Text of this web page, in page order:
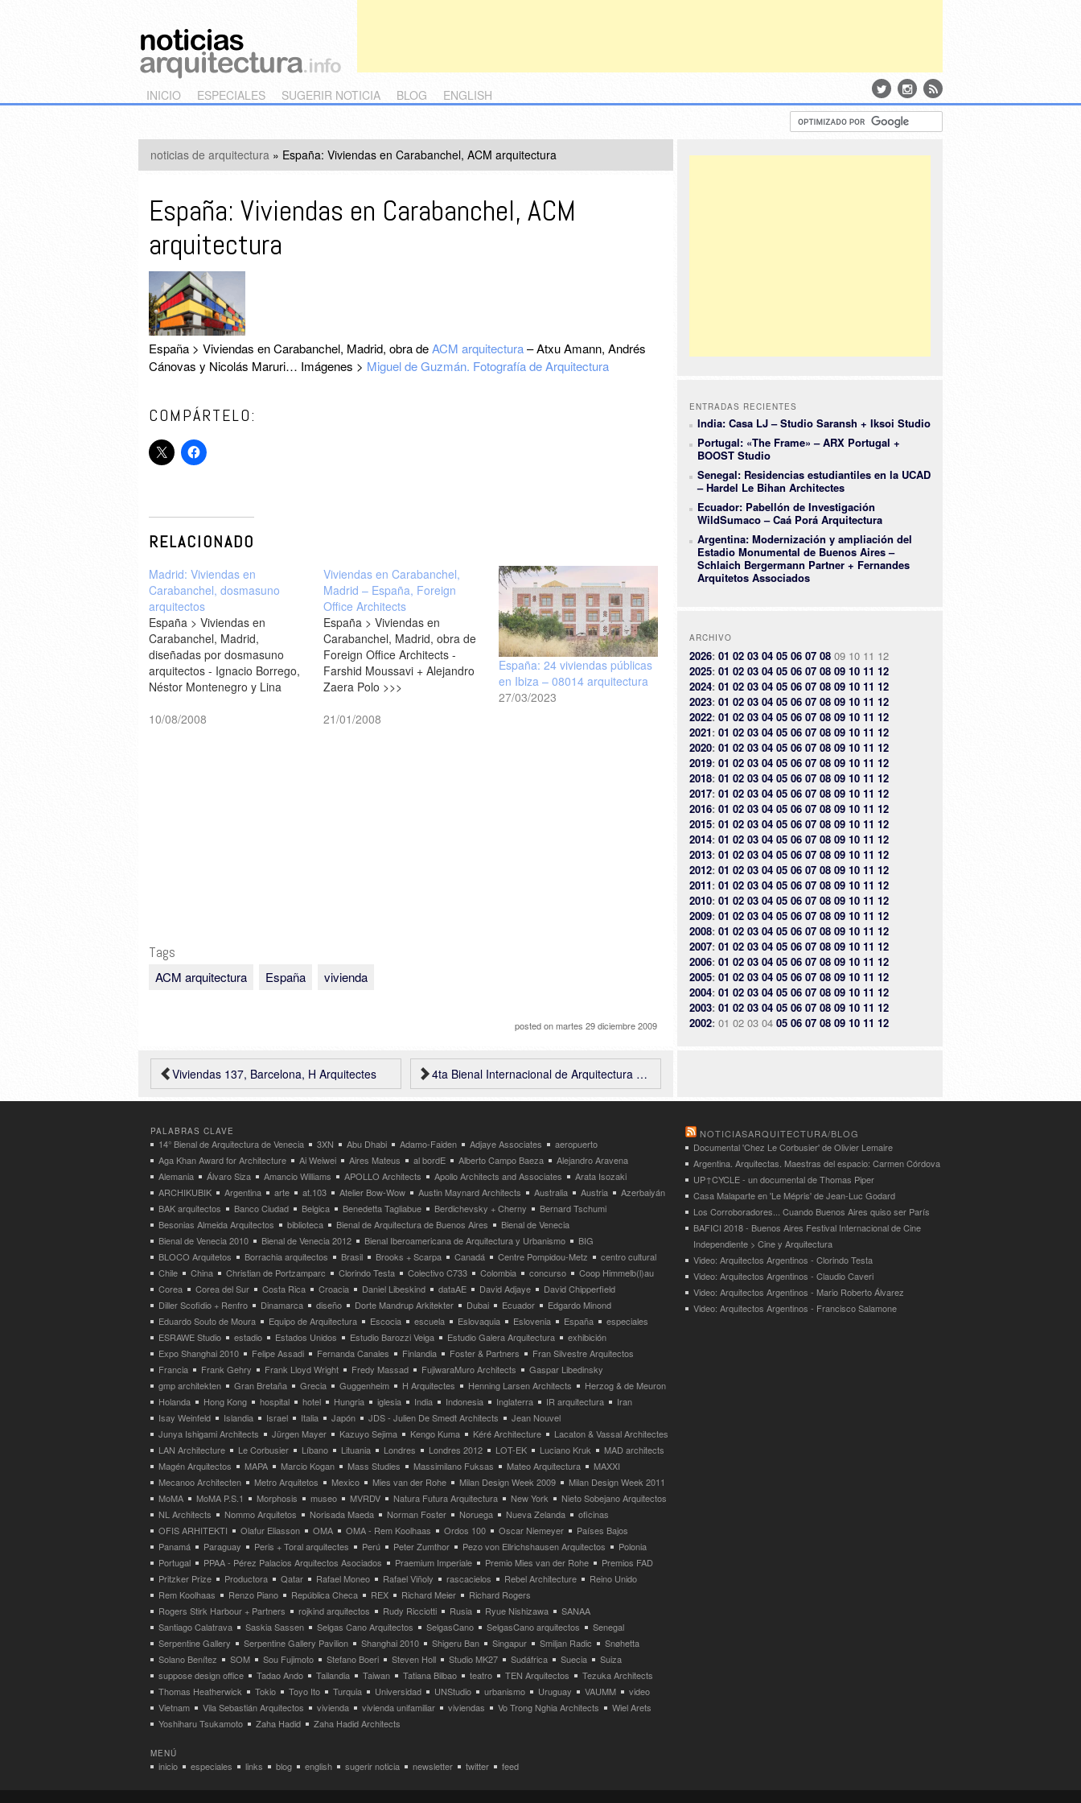
Main menu
Skip to primary content
Skip to secondary content
INICIO ESPECIALES SUGERIR NOTICIA BLOG ENGLISH
noticias de arquitectura » España: Viviendas en Carabanchel, ACM arquitectura
España: Viviendas en Carabanchel, ACM
arquitectura
España > Viviendas en Carabanchel, Madrid, obra deACM arquitectura– Atxu Amann, Andrés
Cánovas y Nicolás Maruri… Imágenes > Miguel de Guzmán. Fotografía de Arquitectura
COMPÁRTELO:
RELACIONADO
Madrid: Viviendas en
Carabanchel, dosmasuno
arquitectos
España > Viviendas en
Carabanchel, Madrid,
diseñadas por dosmasuno
arquitectos - Ignacio Borrego,
Néstor Montenegro y Lina
Miguel de Guzmán. Fotografía
10/08/2008
Viviendas en Carabanchel,
Madrid – España, Foreign
Office Architects
España > Viviendas en
Carabanchel, Madrid, obra de
Foreign Office Architects -
Farshid Moussavi + Alejandro
Zaera Polo >>>
21/01/2008
España: 24 viviendas públicas
en Ibiza – 08014 arquitectura
27/03/2023
Tags
ACM arquitectura España vivienda
posted onmartes 29 diciembre 2009
4ta Bienal Internacional de Arquitectura de Róterdam
Viviendas 137, Barcelona, H Arquitectes
ENTRADAS RECIENTES
India: Casa LJ – Studio Saransh + Iksoi Studio
Portugal: «The Frame» – ARX Portugal +
BOOST Studio
Senegal: Residencias estudiantiles en la UCAD
– Hardel Le Bihan Architectes
Ecuador: Pabellón de Investigación
WildSumaco – Caá Porá Arquitectura
Argentina: Modernización y ampliación del
Estadio Monumental de Buenos Aires –
Schlaich Bergermann Partner + Fernandes
Arquitetos Associados
ARCHIVO
2026: 01 02 03 04 05 06 07 08 09 10 11 12
2025: 01 02 03 04 05 06 07 08 09 10 11 12
2024: 01 02 03 04 05 06 07 08 09 10 11 12
2023: 01 02 03 04 05 06 07 08 09 10 11 12
2022: 01 02 03 04 05 06 07 08 09 10 11 12
2021: 01 02 03 04 05 06 07 08 09 10 11 12
2020: 01 02 03 04 05 06 07 08 09 10 11 12
2019: 01 02 03 04 05 06 07 08 09 10 11 12
2018: 01 02 03 04 05 06 07 08 09 10 11 12
2017: 01 02 03 04 05 06 07 08 09 10 11 12
2016: 01 02 03 04 05 06 07 08 09 10 11 12
2015: 01 02 03 04 05 06 07 08 09 10 11 12
2014: 01 02 03 04 05 06 07 08 09 10 11 12
2013: 01 02 03 04 05 06 07 08 09 10 11 12
2012: 01 02 03 04 05 06 07 08 09 10 11 12
2011: 01 02 03 04 05 06 07 08 09 10 11 12
2010: 01 02 03 04 05 06 07 08 09 10 11 12
2009: 01 02 03 04 05 06 07 08 09 10 11 12
2008: 01 02 03 04 05 06 07 08 09 10 11 12
2007: 01 02 03 04 05 06 07 08 09 10 11 12
2006: 01 02 03 04 05 06 07 08 09 10 11 12
2005: 01 02 03 04 05 06 07 08 09 10 11 12
2004: 01 02 03 04 05 06 07 08 09 10 11 12
2003: 01 02 03 04 05 06 07 08 09 10 11 12
2002: 01 02 03 04 05 06 07 08 09 10 11 12
PALABRAS CLAVE
14° Bienal de Arquitectura de Venecia 3XN Abu Dhabi Adamo-Faiden Adjaye Associates
aeropuerto
Aga Khan Award for Architecture
Ai Weiwei Aires Mateus al bordE Alberto Campo Baeza
Alejandro Aravena
Alemania
Álvaro Siza Amancio Williams APOLLO Architects Apollo Architects and Associates
Arata Isozaki
ARCHIKUBIK
Argentina arte at.103 Atelier Bow-Wow Austin Maynard Architects Australia Austria
Azerbaiyán
BAK arquitectos
Banco Ciudad Belgica Benedetta Tagliabue Berdichevsky + Cherny
Bernard Tschumi
Besonias Almeida Arquitectos
biblioteca Bienal de Arquitectura de Buenos Aires
Bienal de Venecia
Bienal de Venecia 2010
Bienal de Venecia 2012 Bienal Iberoamericana de Arquitectura y Urbanismo
BIG
BLOCO Arquitetos
Borrachia arquitectos Brasil Brooks + Scarpa Canadá Centre Pompidou-Metz
centro cultural
Chile
China Christian de Portzamparc Clorindo Testa Colectivo C733 Colombia concurso
Coop Himmelb(l)au
Corea
Corea del Sur Costa Rica Croacia Daniel Libeskind dataAE David Adjaye
David Chipperfield
Diller Scofidio + Renfro
Dinamarca diseño Dorte Mandrup Arkitekter Dubai Ecuador
Edgardo Minond
Eduardo Souto de Moura
Equipo de Arquitectura Escocia escuela Eslovaquia Eslovenia España
especiales
ESRAWE Studio
estadio Estados Unidos Estudio Barozzi Veiga Estudio Galera Arquitectura
exhibición
Expo Shanghai 2010
Felipe Assadi Fernanda Canales Finlandia Foster & Partners
Fran Silvestre Arquitectos
Francia
Frank Gehry Frank Lloyd Wright Fredy Massad FujiwaraMuro Architects
Gaspar Libedinsky
gmp architekten
Gran Bretaña Grecia Guggenheim H Arquitectes Henning Larsen Architects
Herzog & de Meuron
Holanda
Hong Kong hospital hotel Hungria iglesia India Indonesia Inglaterra IR arquitectura
Iran
Isay Weinfeld
Islandia Israel Italia Japón JDS - Julien De Smedt Architects
Jean Nouvel
Junya Ishigami Architects
Jürgen Mayer Kazuyo Sejima Kengo Kuma Kéré Architecture
Lacaton & Vassal Architectes
LAN Architecture
Le Corbusier Líbano Lituania Londres Londres 2012 LOT-EK Luciano Kruk
MAD architects
Magén Arquitectos
MAPA Marcio Kogan Mass Studies Massimilano Fuksas Mateo Arquitectura
MAXXI
Mecanoo Architecten
Metro Arquitetos Mexico Mies van der Rohe Milan Design Week 2009
Milan Design Week 2011
MoMA
MoMA P.S.1 Morphosis museo MVRDV Natura Futura Arquitectura New York
Nieto Sobejano Arquitectos
NL Architects
Nommo Arquitetos Norisada Maeda Norman Foster Noruega Nueva Zelanda
oficinas
OFIS ARHITEKTI
Olafur Eliasson OMA OMA - Rem Koolhaas Ordos 100 Oscar Niemeyer
Países Bajos
Panamá
Paraguay Peris + Toral arquitectes Perú Peter Zumthor Pezo von Ellrichshausen Arquitectos
Polonia
Portugal
PPAA - Pérez Palacios Arquitectos Asociados Praemium Imperiale Premio Mies van der Rohe
Premios FAD
Pritzker Prize
Productora Qatar Rafael Moneo Rafael Viñoly rascacielos Rebel Architecture
Reino Unido
Rem Koolhaas
Renzo Piano República Checa REX Richard Meier
Richard Rogers
Rogers Stirk Harbour + Partners
rojkind arquitectos Rudy Ricciotti Rusia Ryue Nishizawa
SANAA
Santiago Calatrava
Saskia Sassen Selgas Cano Arquitectos SelgasCano SelgasCano arquitectos
Senegal
Serpentine Gallery
Serpentine Gallery Pavilion Shanghai 2010 Shigeru Ban Singapur Smiljan Radic
Snøhetta
Solano Benítez
SOM Sou Fujimoto Stefano Boeri Steven Holl Studio MK27 Sudáfrica Suecia
Suiza
suppose design office
Tadao Ando Tailandia Taiwan Tatiana Bilbao teatro TEN Arquitectos
Tezuka Architects
Thomas Heatherwick
Tokio Toyo Ito Turquia Universidad UNStudio urbanismo Uruguay VAUMM
video
Vietnam
Vila Sebastián Arquitectos vivienda vivienda unifamiliar viviendas Vo Trong Nghia Architects
Wiel Arets
Yoshiharu Tsukamoto
Zaha Hadid Zaha Hadid Architects
MENÚ
inicio especiales links blog english sugerir noticia newsletter twitter feed
NOTICIASARQUITECTURA/BLOG
Documental 'Chez Le Corbusier' de Olivier Lemaire
Argentina. Arquitectas. Maestras del espacio: Carmen Córdova
UP↑CYCLE - un documental de Thomas Piper
Casa Malaparte en 'Le Mépris' de Jean-Luc Godard
Los Corroboradores... Cuando Buenos Aires quiso ser París
BAFICI 2018 - Buenos Aires Festival Internacional de Cine
Independiente > Cine y Arquitectura
Video: Arquitectos Argentinos - Clorindo Testa
Video: Arquitectos Argentinos - Claudio Caveri
Video: Arquitectos Argentinos - Mario Roberto Álvarez
Video: Arquitectos Argentinos - Francisco Salamone